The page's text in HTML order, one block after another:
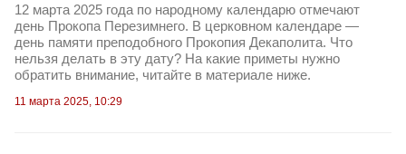
12 марта 2025 года по народному календарю отмечают
день Прокопа Перезимнего. В церковном календаре —
день памяти преподобного Прокопия Декаполита. Что
нельзя делать в эту дату? На какие приметы нужно
обратить внимание, читайте в материале ниже.
11 марта 2025, 10:29